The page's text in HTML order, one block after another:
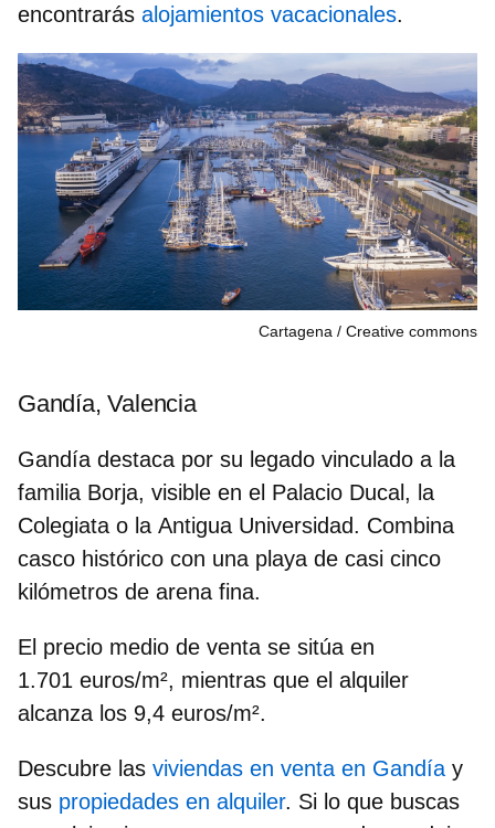
encontrarás alojamientos vacacionales.
Cartagena Creative commons
Gandía, Valencia
Gandía destaca por su legado vinculado a la
familia Borja, visible en el Palacio Ducal, la
Colegiata o la Antigua Universidad. Combina
casco histórico con una playa de casi cinco
kilómetros de arena fina.
El precio medio de venta se sitúa en
1.701 euros/m², mientras que el alquiler
alcanza los 9,4 euros/m².
Descubre las viviendas en venta en Gandía y
sus propiedades en alquiler. Si lo que buscas